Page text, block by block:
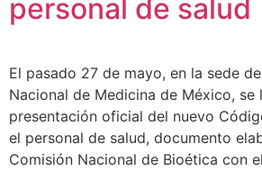
personal de salud
El pasado 27 de mayo, en la sede
Nacional de Medicina de México, se
presentación oficial del nuevo
el personal de salud, documento
Comisión Nacional de Bioética con